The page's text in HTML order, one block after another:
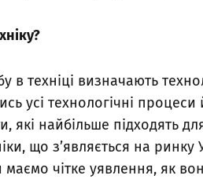
в техніці визначають
усі технологічні
які найбільше підходять
що з’являється на
маємо чітке уявлення, як